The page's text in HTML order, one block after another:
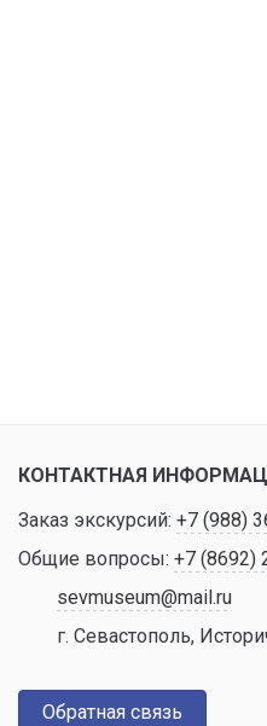
КОНТАКТНАЯ
Заказ экскурсий: +7 (988)
Общие вопросы: +7 (8692)
sevmuseum@mail.ru
г. Севастополь,
Обратная связь